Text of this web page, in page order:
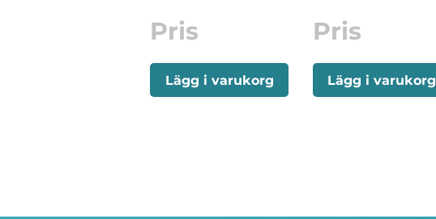
Pris
Lägg i varukorg
Pris
Lägg i varukorg